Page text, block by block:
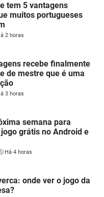
tem 5 vantagens
muitos portugueses
2 horas
recebe finalmente
de mestre que é uma
3 horas
semana para
grátis no Android e
Há 4 horas
onde ver o jogo da